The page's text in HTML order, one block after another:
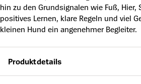
hin zu den Grundsignalen wie Fuß, Hier,
positives Lernen, klare Regeln und viel
kleinen Hund ein angenehmer Begleiter.
Produktdetails